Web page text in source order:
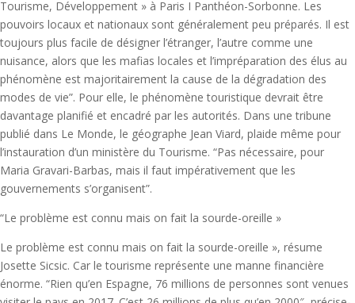
Tourisme, Développement » à Paris I Panthéon-Sorbonne. Les
pouvoirs locaux et nationaux sont généralement peu préparés. Il est
toujours plus facile de désigner l’étranger, l’autre comme une
nuisance, alors que les mafias locales et l’impréparation des élus au
phénomène est majoritairement la cause de la dégradation des
modes de vie”. Pour elle, le phénomène touristique devrait être
davantage planifié et encadré par les autorités. Dans une tribune
publié dans Le Monde, le géographe Jean Viard, plaide même pour
l’instauration d’un ministère du Tourisme. “Pas nécessaire, pour
Maria Gravari-Barbas, mais il faut impérativement que les
gouvernements s’organisent”.
“Le problème est connu mais on fait la sourde-oreille »
Le problème est connu mais on fait la sourde-oreille », résume
Josette Sicsic. Car le tourisme représente une manne financière
énorme. “Rien qu’en Espagne, 76 millions de personnes sont venues